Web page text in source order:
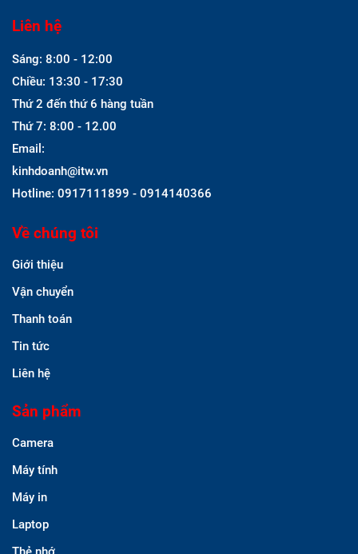
Liên hệ
Sáng: 8:00 - 12:00
Chiều: 13:30 - 17:30
Thứ 2 đến thứ 6 hàng tuần
Thứ 7: 8:00 - 12.00
Email:
kinhdoanh@itw.vn
Hotline: 0917111899 - 0914140366
Về chúng tôi
Giới thiệu
Vận chuyển
Thanh toán
Tin tức
Liên hệ
Sản phẩm
Camera
Máy tính
Máy in
Laptop